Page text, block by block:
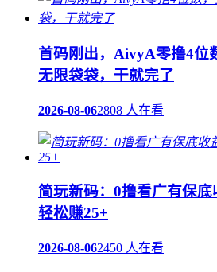
首码刚出，AivyA零撸4位
无限袋袋，干就完了
2026-08-062808 人在看
简玩新码：0撸看广有保
轻松赚25+
2026-08-062450 人在看